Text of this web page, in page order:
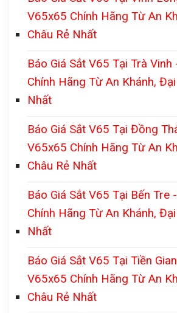
V65x65 Chính Hãng Từ An
Châu Rẻ Nhất
Báo Giá Sắt V65 Tại Trà
Chính Hãng Từ An Khánh,
Nhất
Báo Giá Sắt V65 Tại Đồng
V65x65 Chính Hãng Từ An
Châu Rẻ Nhất
Báo Giá Sắt V65 Tại Bến Tre
Chính Hãng Từ An Khánh,
Nhất
Báo Giá Sắt V65 Tại Tiền
V65x65 Chính Hãng Từ An
Châu Rẻ Nhất